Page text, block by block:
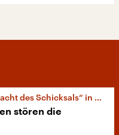
des Schicksals“ in Berlin
stören die